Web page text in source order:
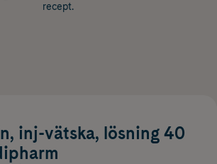
recept.
inj-vätska, lösning 40